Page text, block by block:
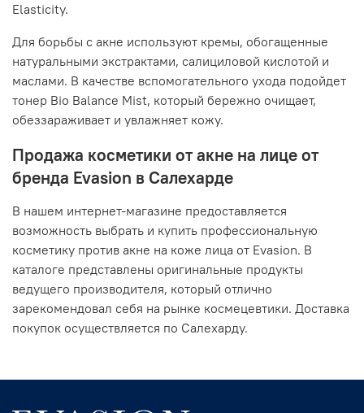
Elasticity.
Для борьбы с акне используют кремы, обогащенные
натуральными экстрактами, салициловой кислотой и
маслами. В качестве вспомогательного ухода подойдет
тонер Bio Balance Mist, который бережно очищает,
обеззараживает и увлажняет кожу.
Продажа косметики от акне на лице от
бренда Evasion в Салехарде
В нашем интернет-магазине предоставляется
возможность выбрать и купить профессиональную
косметику против акне на коже лица от Evasion. В
каталоге представлены оригинальные продукты
ведущего производителя, который отлично
зарекомендовал себя на рынке космецевтики. Доставка
покупок осуществляется по Салехарду.